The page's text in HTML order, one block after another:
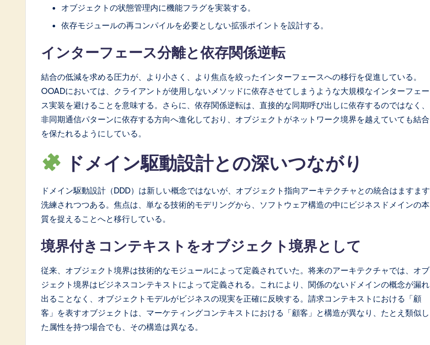
オブジェクトの状態管理内に機能フラグを実装する。
依存モジュールの再コンパイルを必要としない拡張ポイントを設計する。
インターフェース分離と依存関係逆転
結合の低減を求める圧力が、より小さく、より焦点を絞ったインターフェースへの移行を促進している。
OOADにおいては、クライアントが使用しないメソッドに依存させてしまうような大規模なインターフェー
ス実装を避けることを意味する。さらに、依存関係逆転は、直接的な同期呼び出しに依存するのではなく、
非同期通信パターンに依存する方向へ進化しており、オブジェクトがネットワーク境界を越えていても結合
を保たれるようにしている。
ドメイン駆動設計との深いつながり
ドメイン駆動設計（DDD）は新しい概念ではないが、オブジェクト指向アーキテクチャとの統合はますます
洗練されつつある。焦点は、単なる技術的モデリングから、ソフトウェア構造の中にビジネスドメインの本
質を捉えることへと移行している。
境界付きコンテキストをオブジェクト境界として
従来、オブジェクト境界は技術的なモジュールによって定義されていた。将来のアーキテクチャでは、オブ
ジェクト境界はビジネスコンテキストによって定義される。これにより、関係のないドメインの概念が漏れ
出ることなく、オブジェクトモデルがビジネスの現実を正確に反映する。請求コンテキストにおける「顧
客」を表すオブジェクトは、マーケティングコンテキストにおける「顧客」と構造が異なり、たとえ類似し
た属性を持つ場合でも、その構造は異なる。